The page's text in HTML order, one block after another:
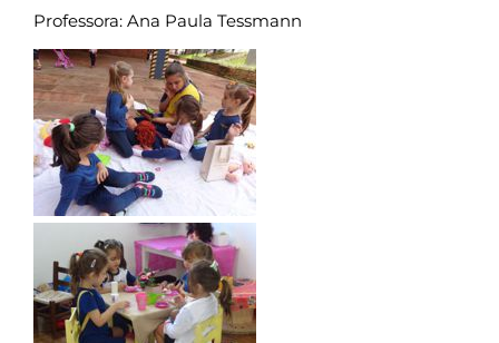
Professora: Ana Paula Tessmann